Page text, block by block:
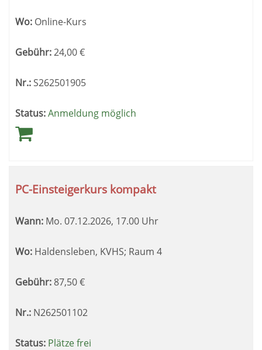
Wo: Online-Kurs
Gebühr:24,00€
Nr.:S262501905
Status:Anmeldung möglich
PC-Einsteigerkurs kompakt
Wann: Mo. 07.12.2026, 17.00 Uhr
Wo: Haldensleben, KVHS; Raum 4
Gebühr: 87,50€
Nr.: N262501102
Status: Plätze frei